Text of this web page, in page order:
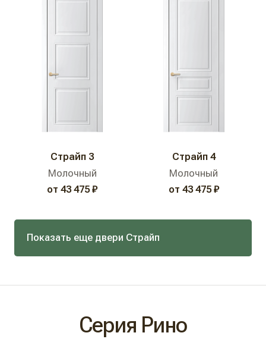
Страйп 3
Молочный
от 43 475 ₽
Страйп 4
Молочный
от 43 475 ₽
Показать еще двери Страйп
Серия Рино